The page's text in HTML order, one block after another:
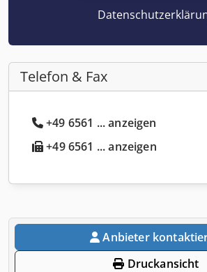
Telefon & Fax
+49 6561 ... anzeigen
+49 6561 ... anzeigen
Anbieter
Druckansicht